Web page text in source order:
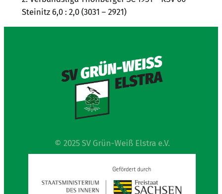
Steinitz 6,0 : 2,0 (3031 – 2921)
© 2025 SV Grün-Weiß Elstra e.V.